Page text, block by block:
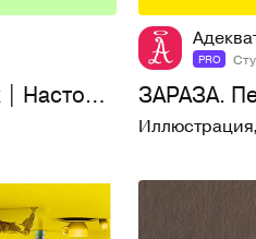
Дефлопе. Битва за холодильник | Настольная игра
PRO
ЗАРАЗА.
Иллюстрация,